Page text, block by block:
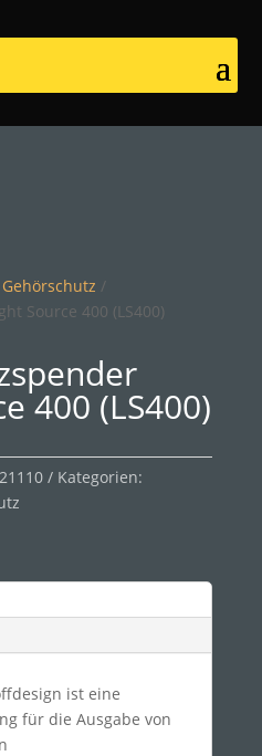
Gehörschutz /
Source 400 (LS400)
400 (LS400)
Kategorien:
ist eine
für die Ausgabe von